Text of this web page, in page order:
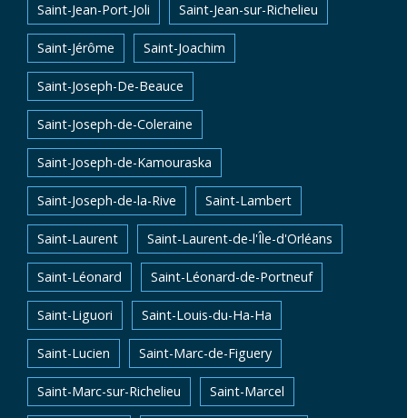
Saint-Jean-Port-Joli Saint-Jean-sur-Richelieu
Saint-Jérôme Saint-Joachim
Saint-Joseph-De-Beauce
Saint-Joseph-de-Coleraine
Saint-Joseph-de-Kamouraska
Saint-Joseph-de-la-Rive Saint-Lambert
Saint-Laurent Saint-Laurent-de-l'Île-d'Orléans
Saint-Léonard Saint-Léonard-de-Portneuf
Saint-Liguori Saint-Louis-du-Ha-Ha
Saint-Lucien Saint-Marc-de-Figuery
Saint-Marc-sur-Richelieu Saint-Marcel